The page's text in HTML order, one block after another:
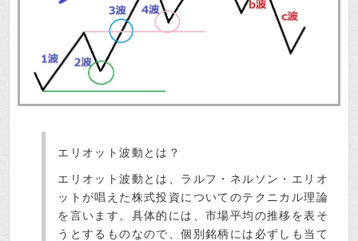
エリオット波動とは？
エリオット波動とは、ラルフ・ネルソン・エリオ
ットが唱えた株式投資についてのテクニカル理論
を言います。具体的には、市場平均の推移を表そ
うとするものなので、個別銘柄には必ずしも当て